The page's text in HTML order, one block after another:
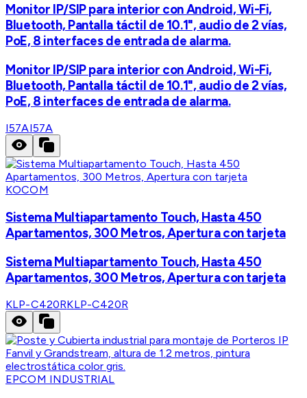
Monitor IP/SIP para interior con Android, Wi-Fi,
Bluetooth, Pantalla táctil de 10.1", audio de 2 vías,
PoE, 8 interfaces de entrada de alarma.
Monitor IP/SIP para interior con Android, Wi-Fi,
Bluetooth, Pantalla táctil de 10.1", audio de 2 vías,
PoE, 8 interfaces de entrada de alarma.
I57AI57A
KOCOM
Sistema Multiapartamento Touch, Hasta 450
Apartamentos, 300 Metros, Apertura con tarjeta
Sistema Multiapartamento Touch, Hasta 450
Apartamentos, 300 Metros, Apertura con tarjeta
KLP-C420RKLP-C420R
EPCOM INDUSTRIAL